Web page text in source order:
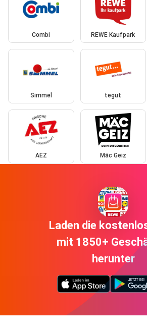
Combi REWE Kaufpark
Simmel tegut
AEZ Mäc Geiz
Laden die
mit 1850+
herunter